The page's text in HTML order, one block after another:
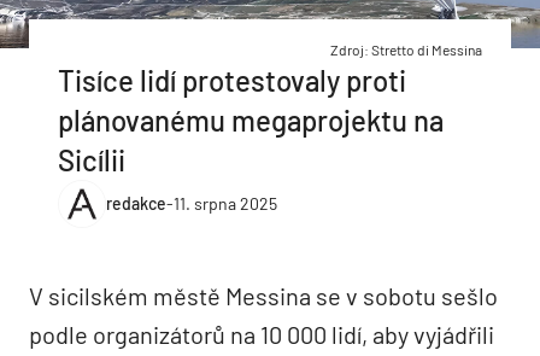
Zdroj: Stretto di Messina
Tisíce lidí protestovaly proti
plánovanému megaprojektu na
Sicílii
redakce-11. srpna 2025
V sicilském městě Messina se v sobotu sešlo
podle organizátorů na 10 000 lidí, aby vyjádřili